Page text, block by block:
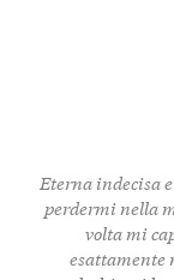
Eterna indecisa
perdermi nella
volta mi
esattamente